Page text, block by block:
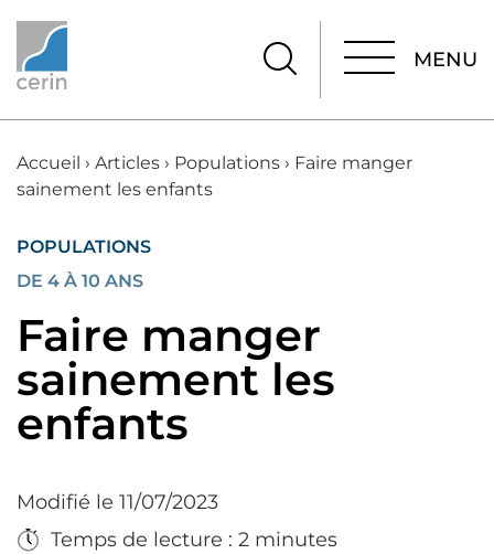
MENU
Accueil › Articles › Populations › Faire manger
sainement les enfants
POPULATIONS
DE 4 À 10 ANS
Faire manger
sainement les
enfants
Modifié le 11/07/2023
Temps de lecture : 2 minutes